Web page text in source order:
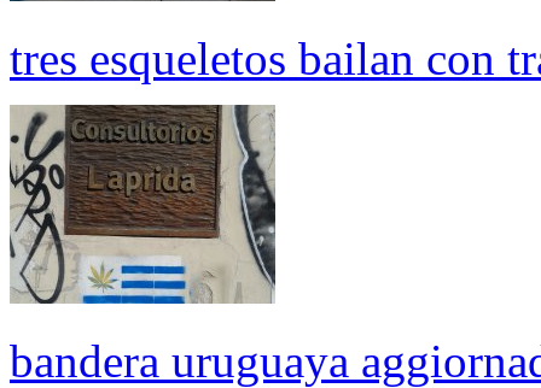
tres esqueletos bailan con
bandera uruguaya